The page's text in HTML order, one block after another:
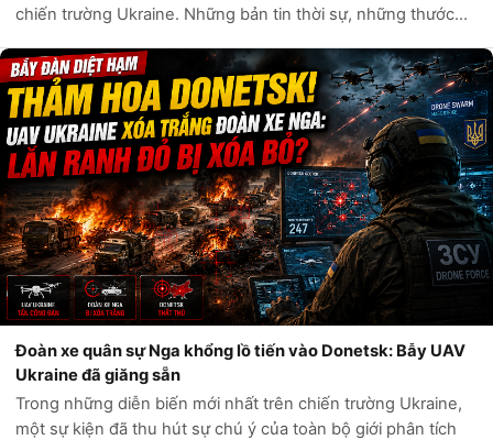
chiến trường Ukraine. Những bản tin thời sự, những thước
ngợi sức mạnh quân...
Đoàn xe quân sự Nga khổng lồ tiến vào Donetsk: Bẫy UAV
Ukraine đã giăng sẵn
Trong những diễn biến mới nhất trên chiến trường Ukraine,
một sự kiện đã thu hút sự chú ý của toàn bộ giới phân tích